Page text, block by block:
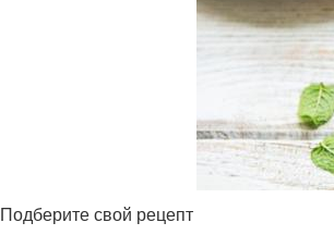
Подберите свой рецепт